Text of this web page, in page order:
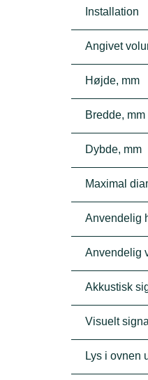
Installation
Angivet
Højde, mm
Bredde, mm
Dybde, mm
Maximal
Anvendelig
Anvendelig
Akkustisk
Visuelt
Lys i ovnen